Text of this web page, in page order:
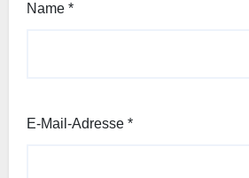
Name *
E-Mail-Adresse *